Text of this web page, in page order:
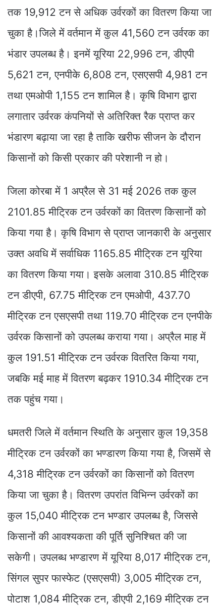
तक 19,912 टन से अधिक उर्वरकों का वितरण किया जा
चुका है।जिले में वर्तमान में कुल 41,560 टन उर्वरक का
भंडार उपलब्ध है। इनमें यूरिया 22,996 टन, डीएपी
5,621 टन, एनपीके 6,808 टन, एसएसपी 4,981 टन
तथा एमओपी 1,155 टन शामिल है। कृषि विभाग द्वारा
लगातार उर्वरक कंपनियों से अतिरिक्त रैक प्राप्त कर
भंडारण बढ़ाया जा रहा है ताकि खरीफ सीजन के दौरान
किसानों को किसी प्रकार की परेशानी न हो।
जिला कोरबा में 1 अप्रैल से 31 मई 2026 तक कुल
2101.85 मीट्रिक टन उर्वरकों का वितरण किसानों को
किया गया है। कृषि विभाग से प्राप्त जानकारी के अनुसार
उक्त अवधि में सर्वाधिक 1165.85 मीट्रिक टन यूरिया
का वितरण किया गया। इसके अलावा 310.85 मीट्रिक
टन डीएपी, 67.75 मीट्रिक टन एमओपी, 437.70
मीट्रिक टन एसएसपी तथा 119.70 मीट्रिक टन एनपीके
उर्वरक किसानों को उपलब्ध कराया गया। अप्रैल माह में
कुल 191.51 मीट्रिक टन उर्वरक वितरित किया गया,
जबकि मई माह में वितरण बढ़कर 1910.34 मीट्रिक टन
तक पहुंच गया।
धमतरी जिले में वर्तमान स्थिति के अनुसार कुल 19,358
मीट्रिक टन उर्वरकों का भण्डारण किया गया है, जिसमें से
4,318 मीट्रिक टन उर्वरकों का किसानों को वितरण
किया जा चुका है। वितरण उपरांत विभिन्न उर्वरकों का
कुल 15,040 मीट्रिक टन भण्डार उपलब्ध है, जिससे
किसानों की आवश्यकता की पूर्ति सुनिश्चित की जा
सकेगी। उपलब्ध भण्डारण में यूरिया 8,017 मीट्रिक टन,
सिंगल सुपर फास्फेट (एसएसपी) 3,005 मीट्रिक टन,
पोटाश 1,084 मीट्रिक टन, डीएपी 2,169 मीट्रिक टन